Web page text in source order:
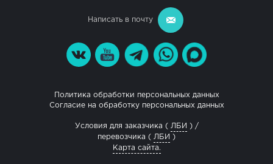
Написать в почту
Политика обработки персональных данных
Согласие на обработку персональных данных
Условия для заказчика ( ЛБИ
) /
перевозчика ( ЛБИ
)
Карта сайта.